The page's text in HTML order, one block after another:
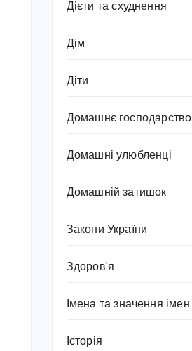
Дієти та схуднення
Дім
Діти
Домашнє господарство
Домашні улюбленці
Домашній затишок
Закони України
Здоров'я
Імена та значення імен
Історія